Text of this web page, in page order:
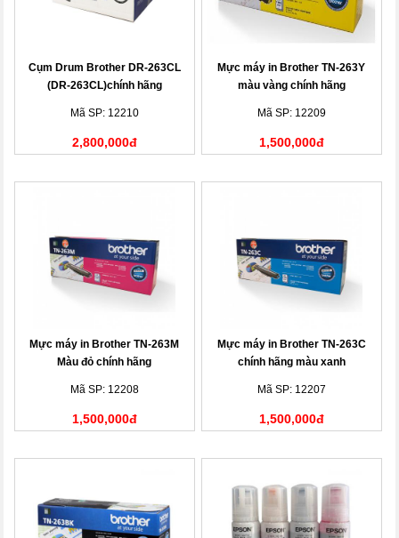
Cụm Drum Brother DR-263CL
(DR-263CL)chính hãng
Mã SP: 12210
2,800,000đ
Mực máy in Brother TN-263Y
màu vàng chính hãng
Mã SP: 12209
1,500,000đ
Mực máy in Brother TN-263M
Màu đỏ chính hãng
Mã SP: 12208
1,500,000đ
Mực máy in Brother TN-263C
chính hãng màu xanh
Mã SP: 12207
1,500,000đ